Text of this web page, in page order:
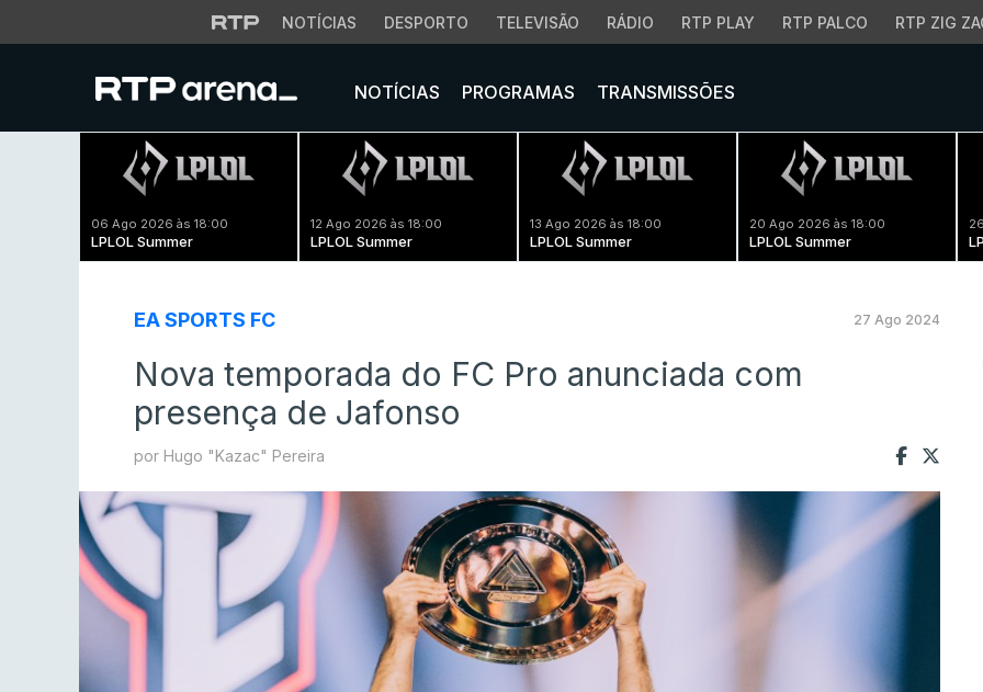
NOTÍCIAS DESPORTO TELEVISÃO RÁDIO RTP PLAY RTP PALCO RTP ZIG
NOTÍCIAS PROGRAMAS TRANSMISSÕES
06 Ago 2026 às 18:00
LPLOL Summer
12 Ago 2026 às 18:00
LPLOL Summer
13 Ago 2026 às 18:00
LPLOL Summer
20 Ago 2026 às 18:00
LPLOL Summer
EA SPORTS FC 27 Ago 2024
Nova temporada do FC Pro anunciada com
presença de Jafonso
por Hugo "Kazac" Pereira